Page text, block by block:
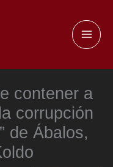
contener a
corrupción
de Ábalos,